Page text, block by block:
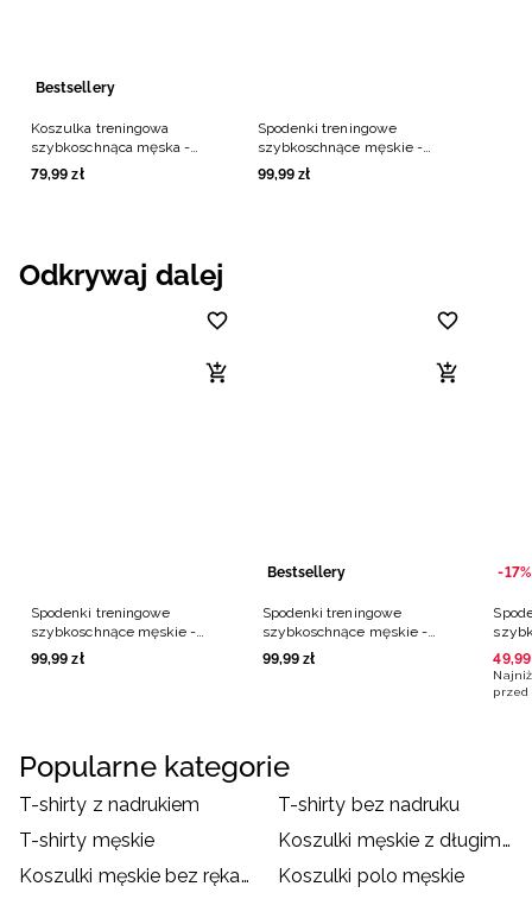
Bestsellery
Koszulka treningowa
szybkoschnąca męska -
czarna
79,99 zł
Spodenki treningowe
szybkoschnące męskie -
czarne
99,99 zł
Odkrywaj dalej
Spodenki treningowe
szybkoschnące męskie -
czarne
99,99 zł
Bestsellery
Spodenki treningowe
szybkoschnące męskie -
czarne
99,99 zł
-17%
49,99
przed
Popularne kategorie
T-shirty z nadrukiem
T-shirty bez nadruku
T-shirty męskie
Koszulki męskie z długim rękawem
Koszulki męskie bez rękawów
Koszulki polo męskie